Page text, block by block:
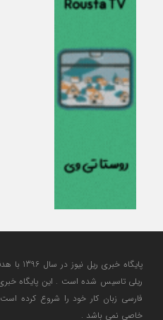
پایگاه
ریلی تاسیس شده است . این پایگاه
فارسی زبان کار خود را شروع کرده
خاصی نمی باشد .